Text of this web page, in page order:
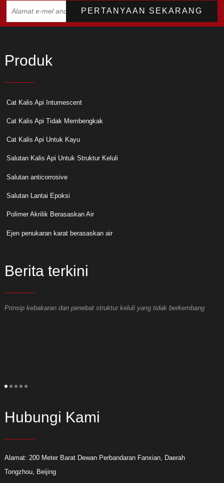
Produk
Cat Kalis Api Intumescent
Cat Kalis Api Tidak Membengkak
Cat Kalis Api Untuk Kayu
Salutan Kalis Api Untuk Struktur Keluli
Salutan anticorrosive
Salutan Lantai Epoksi
Polimer Akrilik Berasaskan Air
Ejen penukaran karat berasaskan air
Berita terkini
Prinsip kebakaran dan penebat struktur keluli yang tidak berkembang
Hubungi Kami
Alamat: 200 Meter Barat Dewan Perbandaran Fanxian, Daerah
Tongzhou, Beijing